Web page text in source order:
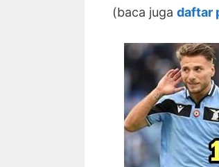
(baca juga daftar